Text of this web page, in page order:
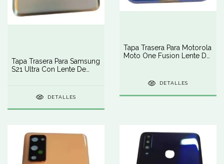
Tapa Trasera Para Samsung
S21 Ultra Con Lente De
DETALLES
Tapa Trasera Para Motorola
Moto One Fusion Lente De
DETALLES